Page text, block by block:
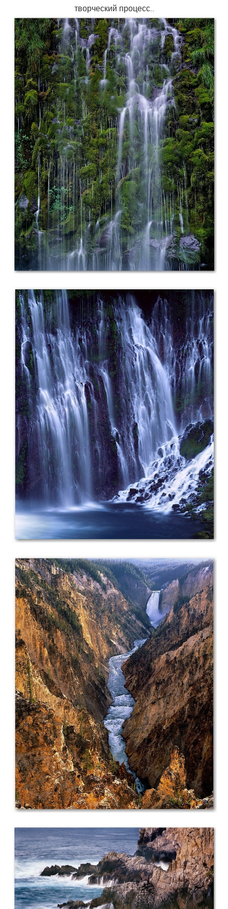
творческий процесс..